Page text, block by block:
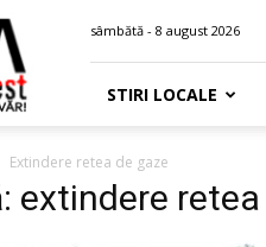
sâmbătă - 8 august 2026
STIRI LOCALE
Extindere retea de gaze
extindere